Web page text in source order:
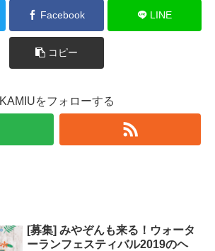
Facebook LINE
コピー
KAMIUをフォローする
[募集] みやぞんも来る！ウォータ
ーランフェスティバル2019のヘ